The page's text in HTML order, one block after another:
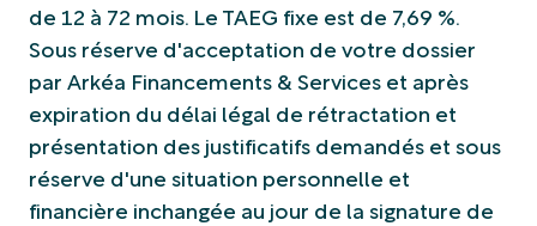
de 12 à 72 mois. Le TAEG fixe est de 7,69 %.
Sous réserve d'acceptation de votre dossier
par Arkéa Financements & Services et après
expiration du délai légal de rétractation et
présentation des justificatifs demandés et sous
réserve d'une situation personnelle et
financière inchangée au jour de la signature de